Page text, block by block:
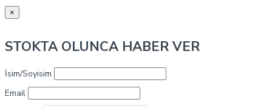
×
STOKTA OLUNCA HABER VER
İsim/Soyisim
Email